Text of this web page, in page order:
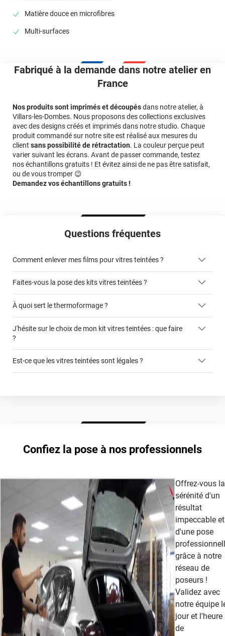
Matière douce en microfibres
Multi-surfaces
Fabriqué à la demande dans notre atelier en
France
Nos produits sont imprimés et découpésdans notre atelier, à
Villars-les-Dombes. Nous proposons des collections exclusives
avec des designs créés et imprimés dans notre studio. Chaque
produit commandé sur notre site est réalisé aux mesures du
client sans possibilité de rétractation. La couleur perçue peut
varier suivant les écrans. Avant de passer commande, testez
nos échantillons gratuits ! Et évitez ainsi de ne pas être satisfait,
ou de vous tromper 😉
Demandez vos échantillons gratuits !
Questions fréquentes
Comment enlever mes films pour vitres teintées ?
ici
Faites-vous la pose des kits vitres teintées ?
kits vitres teintées
À quoi sert le thermoformage ?
faciliter la pose du film sur la vitre
J'hésite sur le choix de mon kit vitres teintées : que faire
?
Est-ce que les vitres teintées sont légales ?
Extrême Clair 70
Confiez la pose à nos professionnels
Offrez-vous la
sérénité d'un
résultat
impeccable et
d'une pose
grâce à notre
réseau de
poseurs !
Validez avec
notre équipe
jour et l'heure
de